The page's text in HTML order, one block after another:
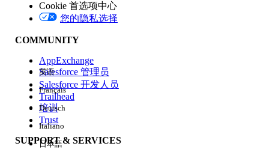
版本
体验
Cookie 首选项中心
您的隐私选择
COMMUNITY
AppExchange
Salesforce 管理员
Salesforce 开发人员
Trailhead
培训
Trust
SUPPORT & SERVICES
英语
Français
Deutsch
Italiano
日本語